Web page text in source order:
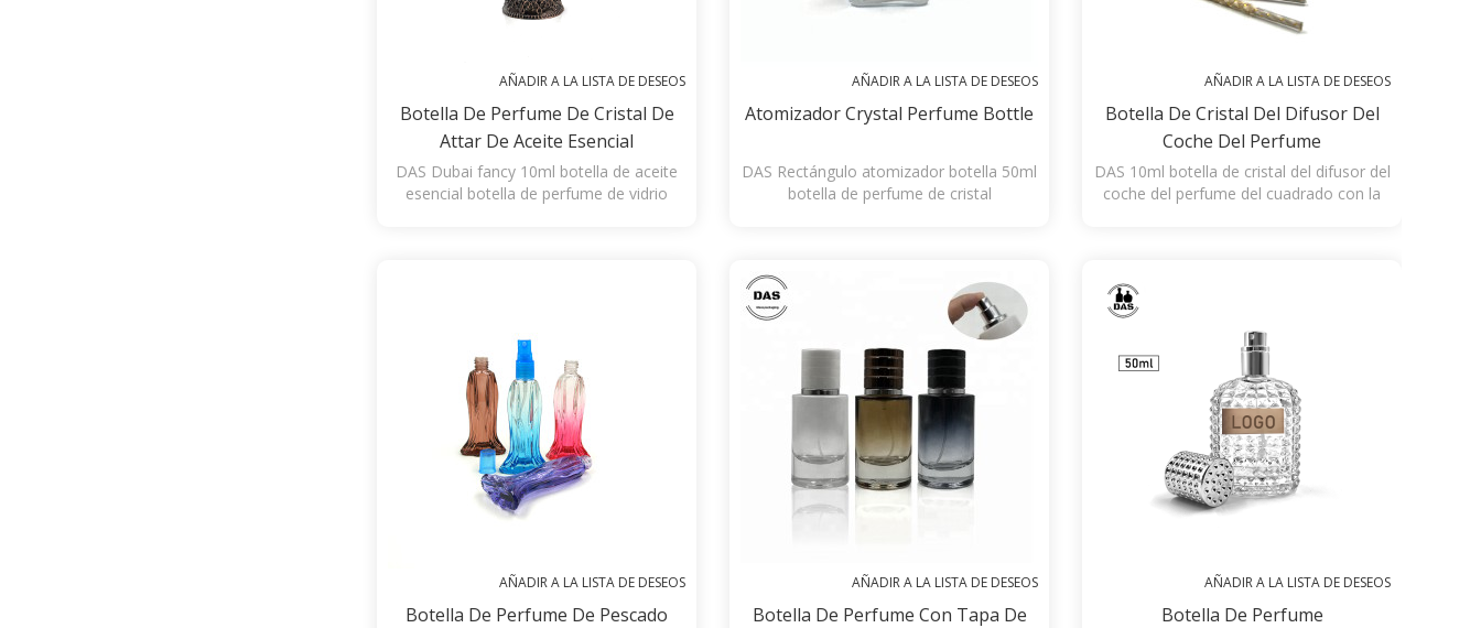
AÑADIR A LA LISTA DE DESEOS
Botella De Perfume De Cristal De
Attar De Aceite Esencial
DAS Dubai fancy 10ml botella de aceite
esencial botella de perfume de vidrio
AÑADIR A LA LISTA DE DESEOS
Atomizador Crystal Perfume Bottle
DAS Rectángulo atomizador botella 50ml
botella de perfume de cristal
AÑADIR A LA LISTA DE DESEOS
Botella De Cristal Del Difusor Del
Coche Del Perfume
DAS 10ml botella de cristal del difusor del
coche del perfume del cuadrado con la
AÑADIR A LA LISTA DE DESEOS
Botella De Perfume De Pescado
AÑADIR A LA LISTA DE DESEOS
Botella De Perfume Con Tapa De
AÑADIR A LA LISTA DE DESEOS
Botella De Perfume